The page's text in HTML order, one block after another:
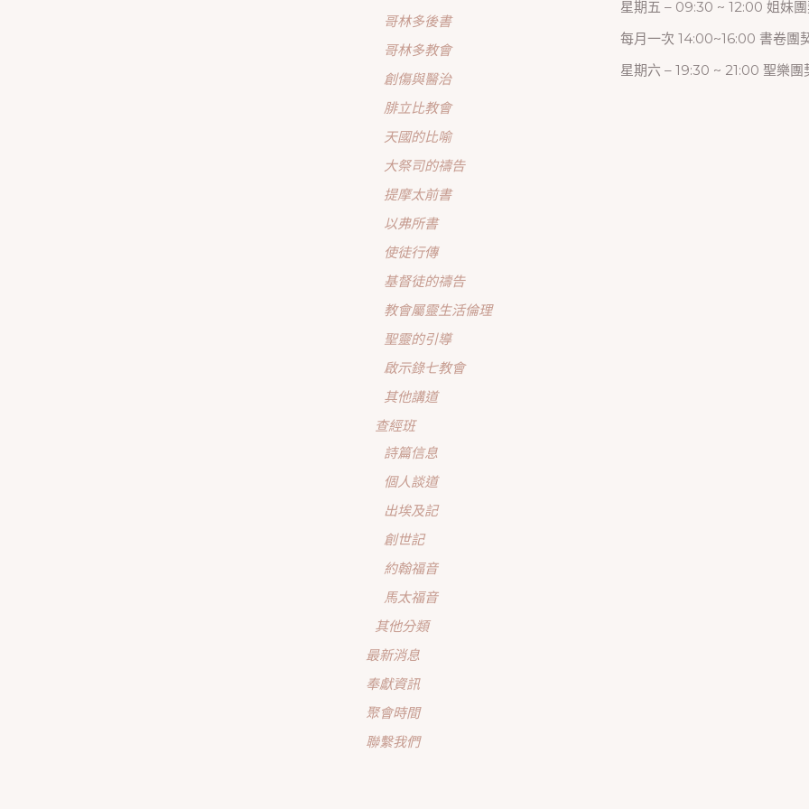
哥林多後書
哥林多教會
創傷與醫治
腓立比教會
天國的比喻
大祭司的禱告
提摩太前書
以弗所書
使徒行傳
基督徒的禱告
教會屬靈生活倫理
聖靈的引導
啟示錄七教會
其他講道
查經班
詩篇信息
個人談道
出埃及記
創世記
約翰福音
馬太福音
其他分類
最新消息
奉獻資訊
聚會時間
聯繫我們
星期五 – 09:30 ~ 12:00 姐妹
每月一次 14:00~16:00 書卷團
星期六 – 19:30 ~ 21:00 聖樂團